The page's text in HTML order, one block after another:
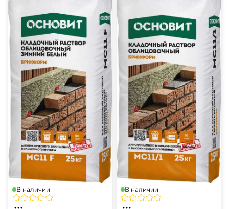
В наличии В наличии